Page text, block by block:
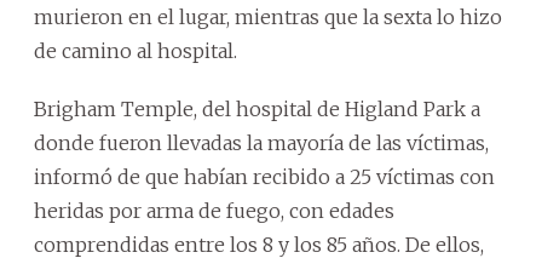
murieron en el lugar, mientras que la sexta lo hizo
de camino al hospital.
Brigham Temple, del hospital de Higland Park a
donde fueron llevadas la mayoría de las víctimas,
informó de que habían recibido a 25 víctimas con
heridas por arma de fuego, con edades
comprendidas entre los 8 y los 85 años. De ellos,